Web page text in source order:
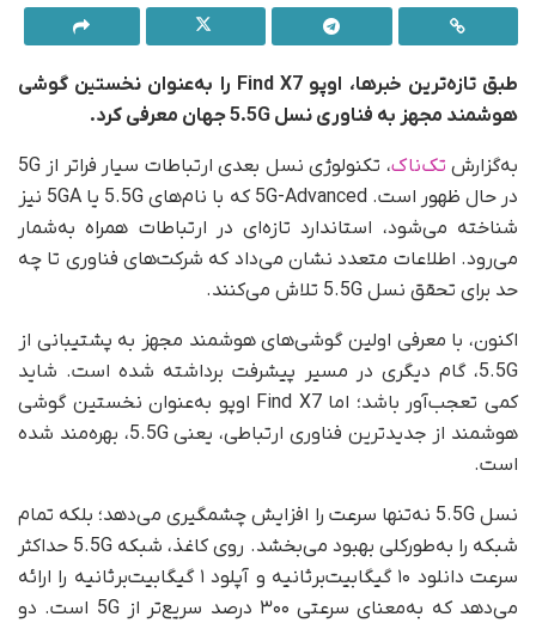
طبق تازه‌ترین خبرها، اوپو Find X7 را به‌عنوان نخستین گوشی
هوشمند مجهز به فناوری نسل 5.5G جهان معرفی کرد.
به‌گزارش تک‌ناک
، تکنولوژی نسل بعدی ارتباطات سیار فراتر از 5G
در حال‌ ظهور است. 5G-Advanced که با نام‌های 5.5G یا 5GA نیز
شناخته می‌شود، استاندارد تازه‌ای در ارتباطات همراه به‌شمار
می‌رود. اطلاعات متعدد نشان می‌داد که شرکت‌های فناوری تا چه
حد برای تحقق نسل 5.5G تلاش می‌کنند.
اکنون، با معرفی اولین گوشی‌های هوشمند مجهز به پشتیبانی از
5.5G، گام دیگری در مسیر پیشرفت برداشته شده است. شاید
کمی تعجب‌آور باشد؛ اما Find X7 اوپو به‌عنوان نخستین گوشی‌
هوشمند از جدیدترین فناوری ارتباطی، یعنی 5.5G، بهره‌مند شده‌
است.
نسل 5.5G نه‌تنها سرعت را افزایش چشمگیری می‌دهد؛ بلکه تمام
شبکه را به‌طور‌کلی بهبود می‌بخشد. روی کاغذ، شبکه‌ 5.5G حداکثر
سرعت دانلود ۱۰ گیگابیت‌بر‌ثانیه و آپلود ۱ گیگابیت‌بر‌ثانیه را ارائه
می‌دهد که به‌معنای سرعتی ۳۰۰ درصد سریع‌تر از 5G است. دو